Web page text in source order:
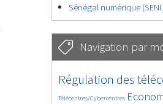
Sénégal numérique
Navigation par
4653/5661
Régulation des
362/5661
Télécentres/Cybercentres
3743/5661
1860/5661